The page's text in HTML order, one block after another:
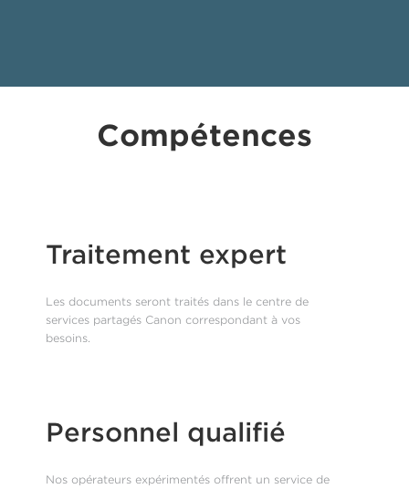
Compétences
Traitement expert
Les documents seront traités dans le centre de
services partagés Canon correspondant à vos
besoins.
Personnel qualifié
Nos opérateurs expérimentés offrent un service de